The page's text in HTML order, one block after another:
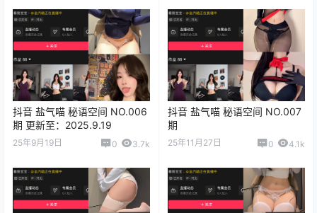
抖音 盐气喵 秘语空间 NO.006
期 更新至：2025.9.19
25年9月19日 0 3.7k
抖音 盐气喵 秘语空间 NO.007
期
25年11月27日 0 4.1k